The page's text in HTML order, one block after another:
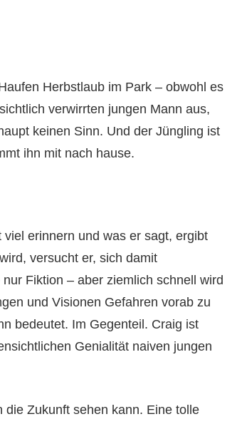
Herbstlaub im Park – obwohl es
verwirrten jungen Mann aus,
keinen Sinn. Und der Jüngling ist
ihn mit nach hause.
erinnern und was er sagt, ergibt
versucht er, sich damit
Fiktion – aber ziemlich schnell wird
und Visionen Gefahren vorab zu
bedeutet. Im Gegenteil. Craig ist
Genialität naiven jungen
Zukunft sehen kann. Eine tolle